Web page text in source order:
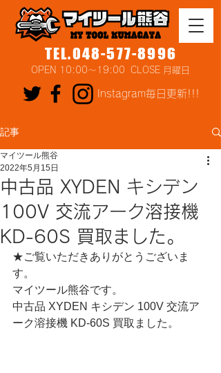
TEL.048-577-8996
OPEN 10:00～19:00 CLOSE 月曜日
Instagram毎日更新!!!
記事
中古品 XYDEN キシデン
100V 交流アーク溶接機
KD-60S 買取ました。
マイツール熊谷
2022年5月15日
★ご覧いただきありがとうございま
す。
マイツール熊谷です。
中古品 XYDEN キシデン 100V 交流ア
ーク溶接機 KD-60S 買取ました。